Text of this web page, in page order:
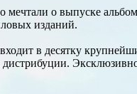
о выпуске
изданий.
в десятку